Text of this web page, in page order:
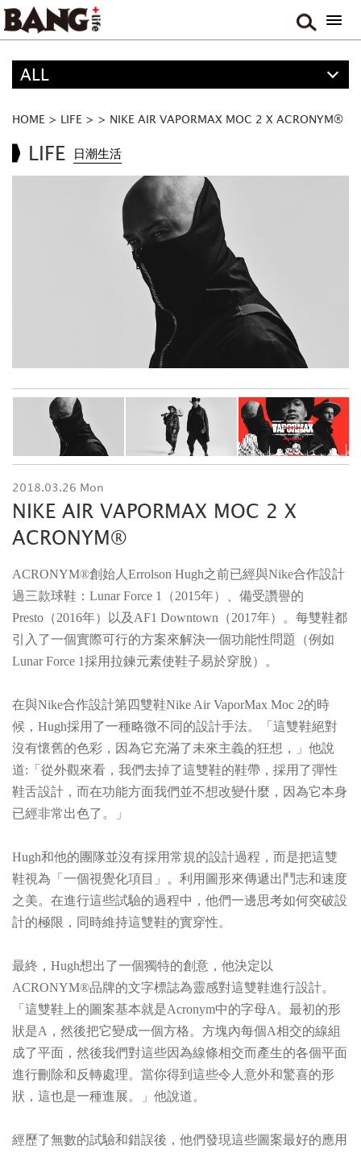
ALL
FOOD
MOVIE & DRAMA
HOME > LIFE > > NIKE AIR VAPORMAX MOC 2 X ACRONYM®
LIFE 日潮生活
2018.03.26 Mon
NIKE AIR VAPORMAX MOC 2 X
ACRONYM®
ACRONYM®創始人Errolson Hugh之前已經與Nike合作設計
過三款球鞋：Lunar Force 1（2015年）、備受讚譽的
Presto（2016年）以及AF1 Downtown（2017年）。每雙鞋都
引入了一個實際可行的方案來解決一個功能性問題（例如
Lunar Force 1採用拉鍊元素使鞋子易於穿脫）。
在與Nike合作設計第四雙鞋Nike Air VaporMax Moc 2的時
候，Hugh採用了一種略微不同的設計手法。「這雙鞋絕對
沒有懷舊的色彩，因為它充滿了未來主義的狂想，」他說
道:「從外觀來看，我們去掉了這雙鞋的鞋帶，採用了彈性
鞋舌設計，而在功能方面我們並不想改變什麼，因為它本身
已經非常出色了。」
Hugh和他的團隊並沒有採用常規的設計過程，而是把這雙
鞋視為「一個視覺化項目」。利用圖形來傳遞出鬥志和速度
之美。在進行這些試驗的過程中，他們一邊思考如何突破設
計的極限，同時維持這雙鞋的實穿性。
最終，Hugh想出了一個獨特的創意，他決定以
ACRONYM®品牌的文字標誌為靈感對這雙鞋進行設計。
「這雙鞋上的圖案基本就是Acronym中的字母A。最初的形
狀是A，然後把它變成一個方格。方塊內每個A相交的線組
成了平面，然後我們對這些因為線條相交而產生的各個平面
進行刪除和反轉處理。當你得到這些令人意外和驚喜的形
狀，這也是一種進展。」他說道。
經歷了無數的試驗和錯誤後，他們發現這些圖案最好的應用